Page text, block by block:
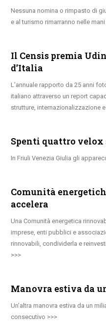
Nessuna nomina o rimpasto di
e al turismo rimarranno nelle
Il Censis premia
d’Italia
L’annuale rapporto da 25 anni
italiano attraverso un report
strutture, internazionalizzazione
Spenti quattro velox
In Friuli Venezia Giulia gli
Comunità
accelera
Una Comunità energetica
imprese, enti pubblici e
rinnovabili, condividerla e
Manovra estiva da
Un’altra manovra estiva da un
consecutivo